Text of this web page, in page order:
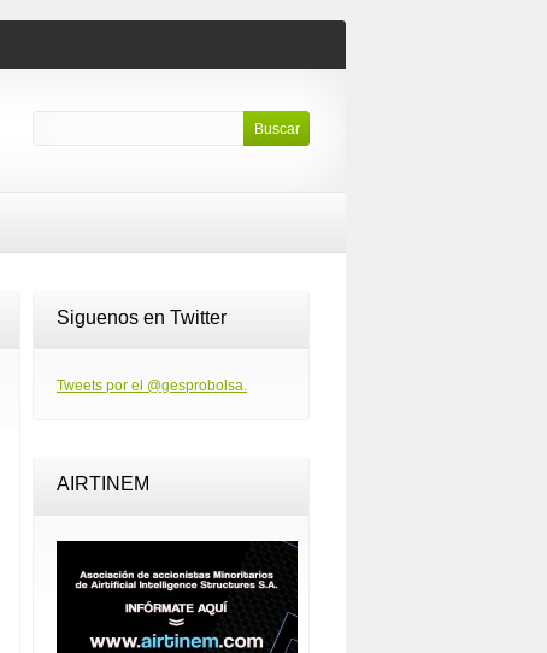
Siguenos en Twitter
Tweets por el @gesprobolsa.
AIRTINEM